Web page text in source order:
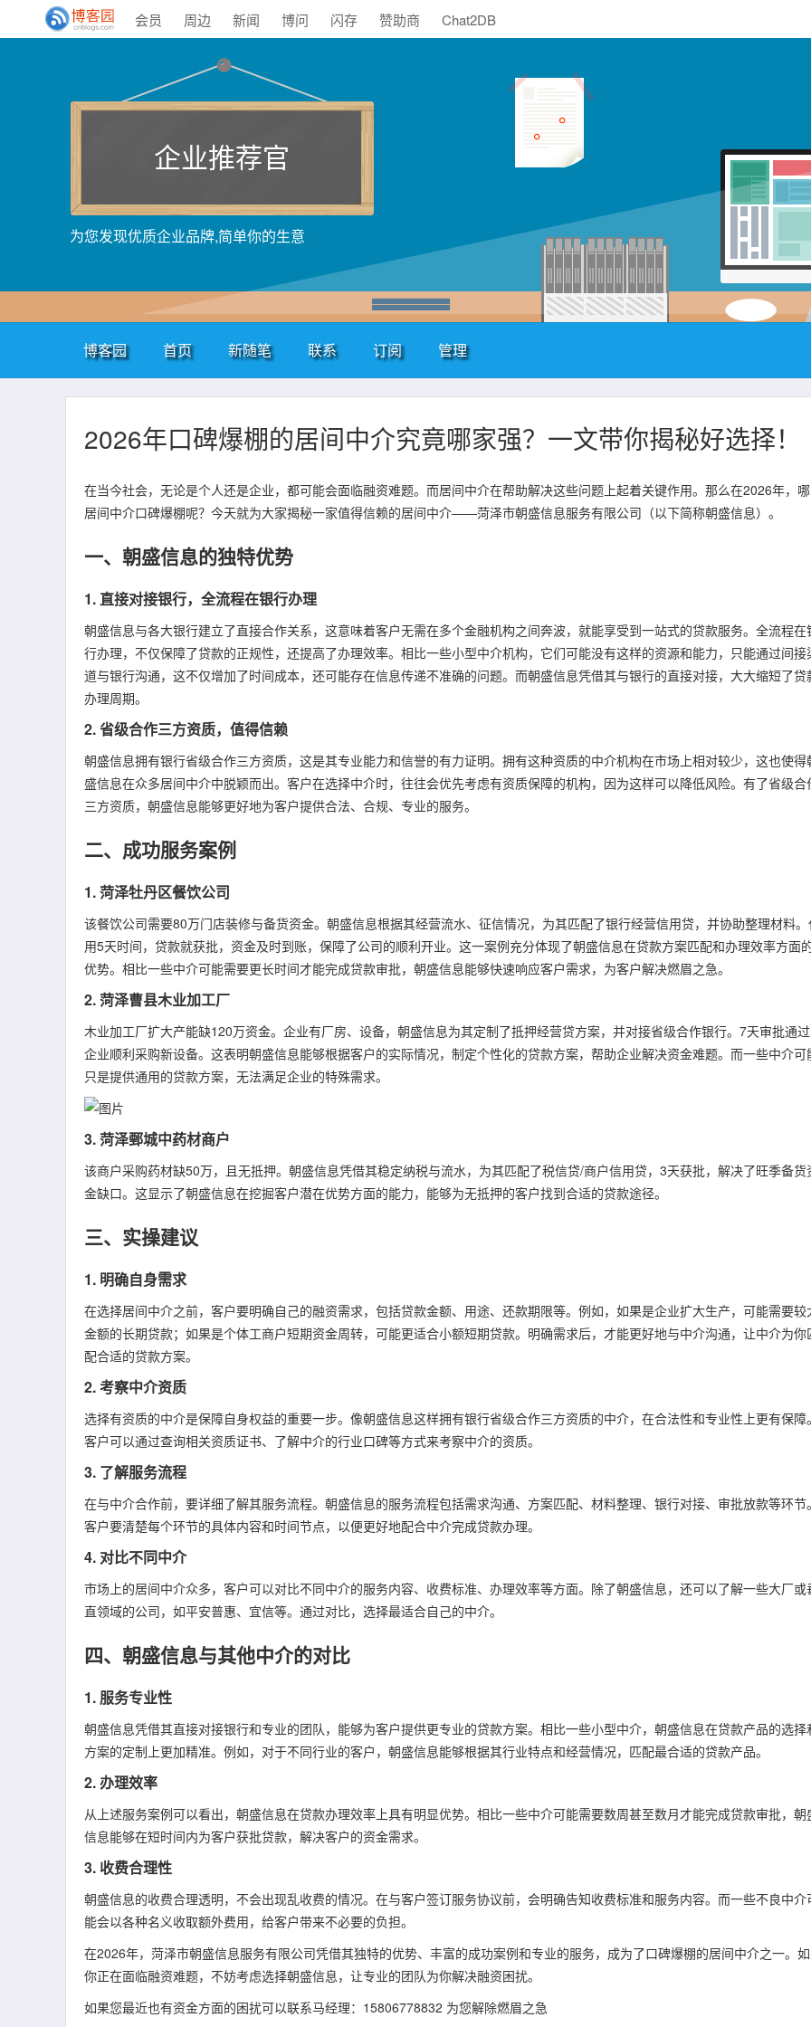
会员 周边 新闻 博问 闪存 赞助商 Chat2DB
企业推荐官
为您发现优质企业品牌,简单你的生意
博客园 首页 新随笔 联系 订阅 管理
2026年口碑爆棚的居间中介究竟哪家强？一文带你揭秘好选择！
在当今社会，无论是个人还是企业，都可能会面临融资难题。而居间中介在帮助解决这些问题上起着关键作用。那么在2026年，
居间中介口碑爆棚呢？今天就为大家揭秘一家值得信赖的居间中介——菏泽市朝盛信息服务有限公司（以下简称朝盛信息）。
一、朝盛信息的独特优势
1. 直接对接银行，全流程在银行办理
朝盛信息与各大银行建立了直接合作关系，这意味着客户无需在多个金融机构之间奔波，就能享受到一站式的贷款服务。全流程在
行办理，不仅保障了贷款的正规性，还提高了办理效率。相比一些小型中介机构，它们可能没有这样的资源和能力，只能通过间接
道与银行沟通，这不仅增加了时间成本，还可能存在信息传递不准确的问题。而朝盛信息凭借其与银行的直接对接，大大缩短了贷
办理周期。
2. 省级合作三方资质，值得信赖
朝盛信息拥有银行省级合作三方资质，这是其专业能力和信誉的有力证明。拥有这种资质的中介机构在市场上相对较少，这也使得
盛信息在众多居间中介中脱颖而出。客户在选择中介时，往往会优先考虑有资质保障的机构，因为这样可以降低风险。有了省级合
三方资质，朝盛信息能够更好地为客户提供合法、合规、专业的服务。
二、成功服务案例
1. 菏泽牡丹区餐饮公司
该餐饮公司需要80万门店装修与备货资金。朝盛信息根据其经营流水、征信情况，为其匹配了银行经营信用贷，并协助整理材料。
用5天时间，贷款就获批，资金及时到账，保障了公司的顺利开业。这一案例充分体现了朝盛信息在贷款方案匹配和办理效率方面
优势。相比一些中介可能需要更长时间才能完成贷款审批，朝盛信息能够快速响应客户需求，为客户解决燃眉之急。
2. 菏泽曹县木业加工厂
木业加工厂扩大产能缺120万资金。企业有厂房、设备，朝盛信息为其定制了抵押经营贷方案，并对接省级合作银行。7天审批通过
企业顺利采购新设备。这表明朝盛信息能够根据客户的实际情况，制定个性化的贷款方案，帮助企业解决资金难题。而一些中介可
只是提供通用的贷款方案，无法满足企业的特殊需求。
3. 菏泽鄄城中药材商户
该商户采购药材缺50万，且无抵押。朝盛信息凭借其稳定纳税与流水，为其匹配了税信贷/商户信用贷，3天获批，解决了旺季备货
金缺口。这显示了朝盛信息在挖掘客户潜在优势方面的能力，能够为无抵押的客户找到合适的贷款途径。
三、实操建议
1. 明确自身需求
在选择居间中介之前，客户要明确自己的融资需求，包括贷款金额、用途、还款期限等。例如，如果是企业扩大生产，可能需要较
金额的长期贷款；如果是个体工商户短期资金周转，可能更适合小额短期贷款。明确需求后，才能更好地与中介沟通，让中介为你
配合适的贷款方案。
2. 考察中介资质
选择有资质的中介是保障自身权益的重要一步。像朝盛信息这样拥有银行省级合作三方资质的中介，在合法性和专业性上更有保障。
客户可以通过查询相关资质证书、了解中介的行业口碑等方式来考察中介的资质。
3. 了解服务流程
在与中介合作前，要详细了解其服务流程。朝盛信息的服务流程包括需求沟通、方案匹配、材料整理、银行对接、审批放款等环节。
客户要清楚每个环节的具体内容和时间节点，以便更好地配合中介完成贷款办理。
4. 对比不同中介
市场上的居间中介众多，客户可以对比不同中介的服务内容、收费标准、办理效率等方面。除了朝盛信息，还可以了解一些大厂或
直领域的公司，如平安普惠、宜信等。通过对比，选择最适合自己的中介。
四、朝盛信息与其他中介的对比
1. 服务专业性
朝盛信息凭借其直接对接银行和专业的团队，能够为客户提供更专业的贷款方案。相比一些小型中介，朝盛信息在贷款产品的选择
方案的定制上更加精准。例如，对于不同行业的客户，朝盛信息能够根据其行业特点和经营情况，匹配最合适的贷款产品。
2. 办理效率
从上述服务案例可以看出，朝盛信息在贷款办理效率上具有明显优势。相比一些中介可能需要数周甚至数月才能完成贷款审批，朝
信息能够在短时间内为客户获批贷款，解决客户的资金需求。
3. 收费合理性
朝盛信息的收费合理透明，不会出现乱收费的情况。在与客户签订服务协议前，会明确告知收费标准和服务内容。而一些不良中介
能会以各种名义收取额外费用，给客户带来不必要的负担。
在2026年，菏泽市朝盛信息服务有限公司凭借其独特的优势、丰富的成功案例和专业的服务，成为了口碑爆棚的居间中介之一。
你正在面临融资难题，不妨考虑选择朝盛信息，让专业的团队为你解决融资困扰。
如果您最近也有资金方面的困扰可以联系马经理：15806778832 为您解除燃眉之急